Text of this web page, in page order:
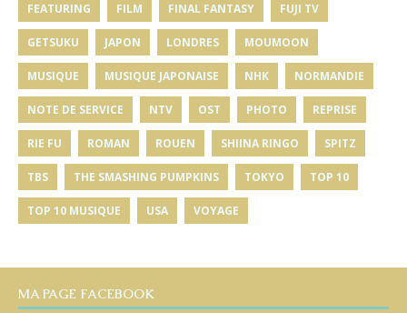
FEATURING FILM FINAL FANTASY FUJI TV
GETSUKU JAPON LONDRES MOUMOON
MUSIQUE MUSIQUE JAPONAISE NHK NORMANDIE
NOTE DE SERVICE NTV OST PHOTO REPRISE
RIE FU ROMAN ROUEN SHIINA RINGO SPITZ
TBS THE SMASHING PUMPKINS TOKYO TOP 10
TOP 10 MUSIQUE USA VOYAGE
MA PAGE FACEBOOK